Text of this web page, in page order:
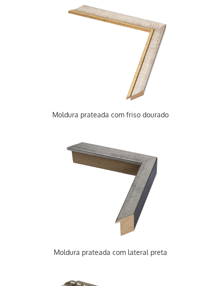
Moldura prateada com friso dourado
Moldura prateada com lateral preta